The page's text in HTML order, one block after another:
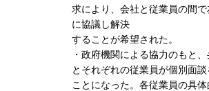
求により、会社と従業員の間で
に協議し解決
することが希望された。
・政府機関による協力のもと
とそれぞれの従業員が個別面談
ことになった。各従業員の具